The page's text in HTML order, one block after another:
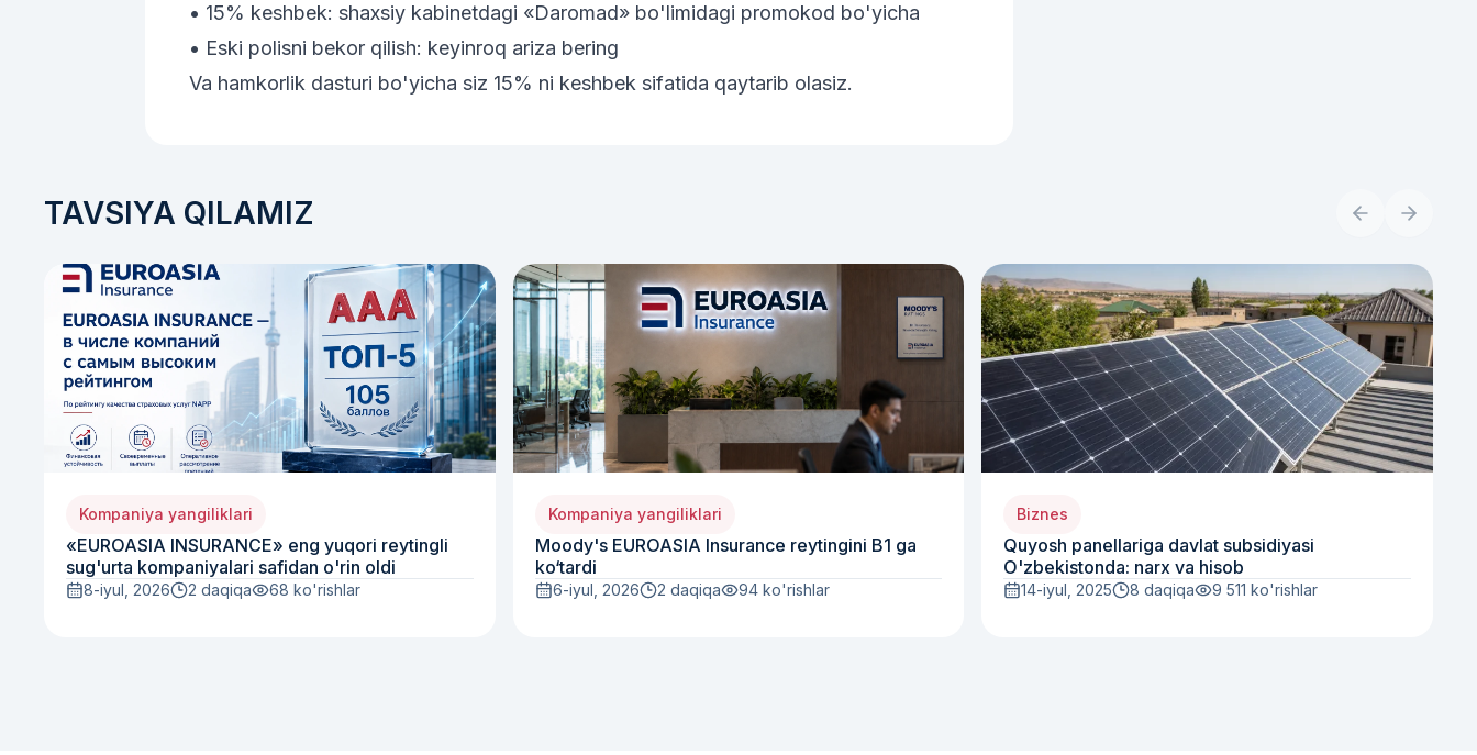
• 15% keshbek: shaxsiy kabinetdagi «Daromad» bo'limidagi promokod bo'yicha
• Eski polisni bekor qilish: keyinroq ariza bering
Va hamkorlik dasturi bo'yicha siz 15% ni keshbek sifatida qaytarib olasiz.
TAVSIYA QILAMIZ
Kompaniya yangiliklari
«EUROASIA INSURANCE» eng yuqori reytingli
sug'urta kompaniyalari safidan o'rin oldi
8-iyul, 2026 2 daqiqa 68 ko'rishlar
Kompaniya yangiliklari
Moody's EUROASIA Insurance reytingini B1 ga
ko‘tardi
6-iyul, 2026 2 daqiqa 94 ko'rishlar
Biznes
Quyosh panellariga davlat subsidiyasi
O'zbekistonda: narx va hisob
14-iyul, 2025 8 daqiqa 9 511 ko'rishlar